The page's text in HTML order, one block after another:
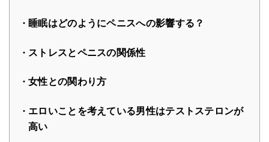
睡眠はどのようにペニスへの影響する？
ストレスとペニスの関係性
女性との関わり方
エロいことを考えている男性はテストステロンが
高い